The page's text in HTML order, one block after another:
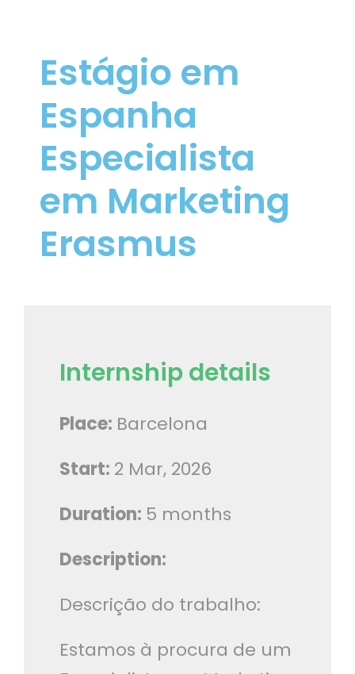
Estágio em
Espanha
Especialista
em Marketing
Erasmus
Internship details
Place: Barcelona
Start: 2 Mar, 2026
Duration: 5 months
Description:
Descrição do trabalho:
Estamos à procura de um